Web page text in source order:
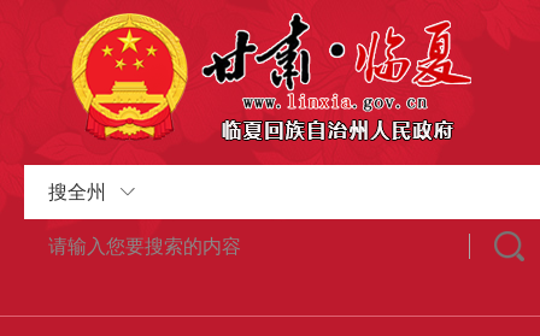
搜全州